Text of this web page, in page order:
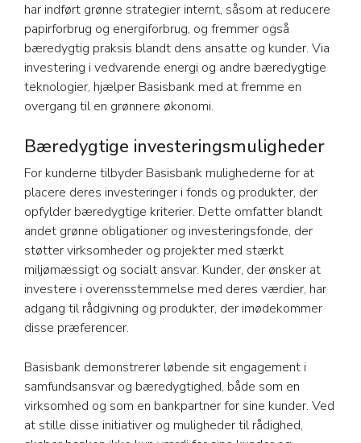
har indført grønne strategier internt, såsom at reducere
papirforbrug og energiforbrug, og fremmer også
bæredygtig praksis blandt dens ansatte og kunder. Via
investering i vedvarende energi og andre bæredygtige
teknologier, hjælper Basisbank med at fremme en
overgang til en grønnere økonomi.
Bæredygtige investeringsmuligheder
For kunderne tilbyder Basisbank mulighederne for at
placere deres investeringer i fonds og produkter, der
opfylder bæredygtige kriterier. Dette omfatter blandt
andet grønne obligationer og investeringsfonde, der
støtter virksomheder og projekter med stærkt
miljømæssigt og socialt ansvar. Kunder, der ønsker at
investere i overensstemmelse med deres værdier, har
adgang til rådgivning og produkter, der imødekommer
disse præferencer.
Basisbank demonstrerer løbende sit engagement i
samfundsansvar og bæredygtighed, både som en
virksomhed og som en bankpartner for sine kunder. Ved
at stille disse initiativer og muligheder til rådighed,